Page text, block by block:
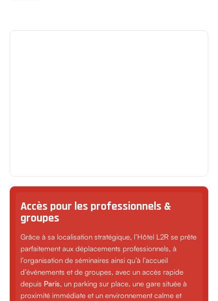
Accès pour les professionnels &
groupes
Grâce à sa localisation stratégique, l’Hôtel L2R se prête
parfaitement aux déplacements professionnels, à
l’organisation de séminaires ainsi qu’à l’accueil
d’événements et de groupes, avec un accès rapide
depuis Paris, un parking sur place, une gare située à
proximité immédiate et un environnement calme et